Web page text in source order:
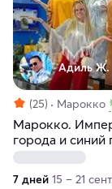
Адиль Ж.
(25) Марокко
Марокко.
города и синий
7 дней 15 – 21